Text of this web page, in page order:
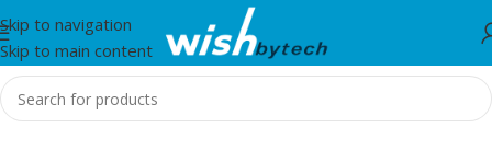
Skip to navigation
Skip to main content
Home/Sbox